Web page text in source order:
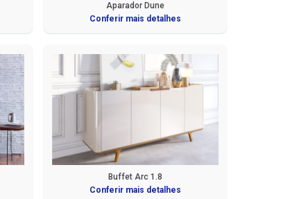
Aparador Dune
Conferir mais detalhes
Buffet Arc 1.8
Conferir mais detalhes